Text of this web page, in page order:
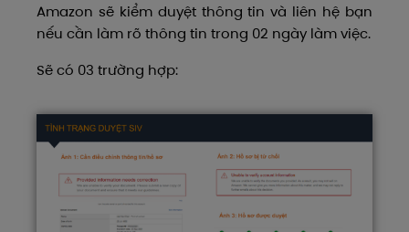
Amazon sẽ kiểm duyệt thông tin và liên hệ bạn
nếu cần làm rõ thông tin trong 02 ngày làm việc.
Sẽ có 03 trường hợp: